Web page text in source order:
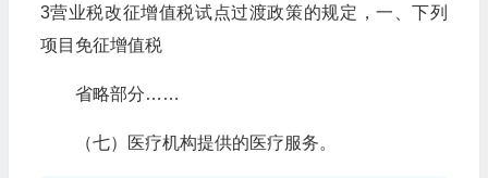
3营业税改征增值税试点过渡政策的规定，一、下列
项目免征增值税
省略部分……
（七）医疗机构提供的医疗服务。